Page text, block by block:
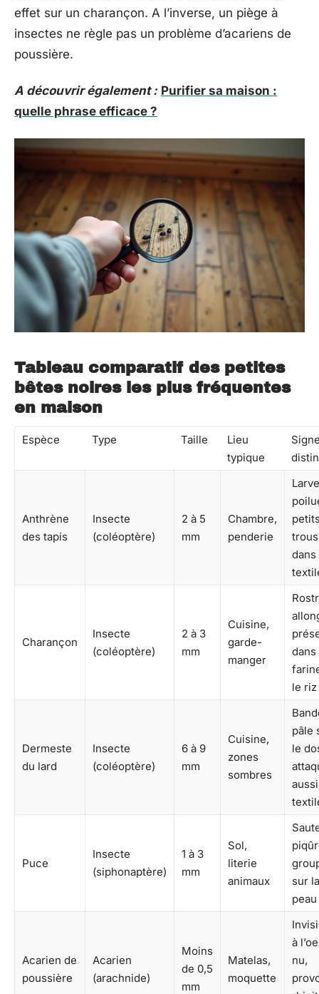
effet sur un charançon. A l’inverse, un piège à
insectes ne règle pas un problème d’acariens de
poussière.
A découvrir également : Purifier sa maison :
quelle phrase efficace ?
Tableau comparatif des petites
bêtes noires les plus fréquentes
en maison
Espèce Type Taille
Lieu
typique
Anthrène
des tapis
Insecte
(coléoptère)
2 à 5
mm
Chambre,
penderie
trous
dans
Charançon
Insecte
(coléoptère)
2 à 3
mm
Cuisine,
garde-
manger
dans
le riz
Dermeste
du lard
Insecte
(coléoptère)
6 à 9
mm
Cuisine,
zones
sombres
pâle
le
Puce
Insecte
(siphonaptère)
1 à 3
mm
Sol,
literie
animaux
sur la
peau
Acarien de
poussière
Acarien
(arachnide)
Moins
de 0,5
mm
Matelas,
moquette
à
nu,